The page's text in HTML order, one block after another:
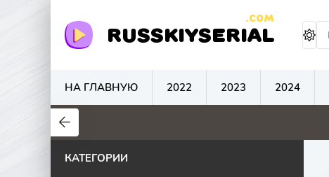
RUSSKIYSERIAL
.COM
НА ГЛАВНУЮ 2022 2023 2024
0
КАТЕГОРИИ